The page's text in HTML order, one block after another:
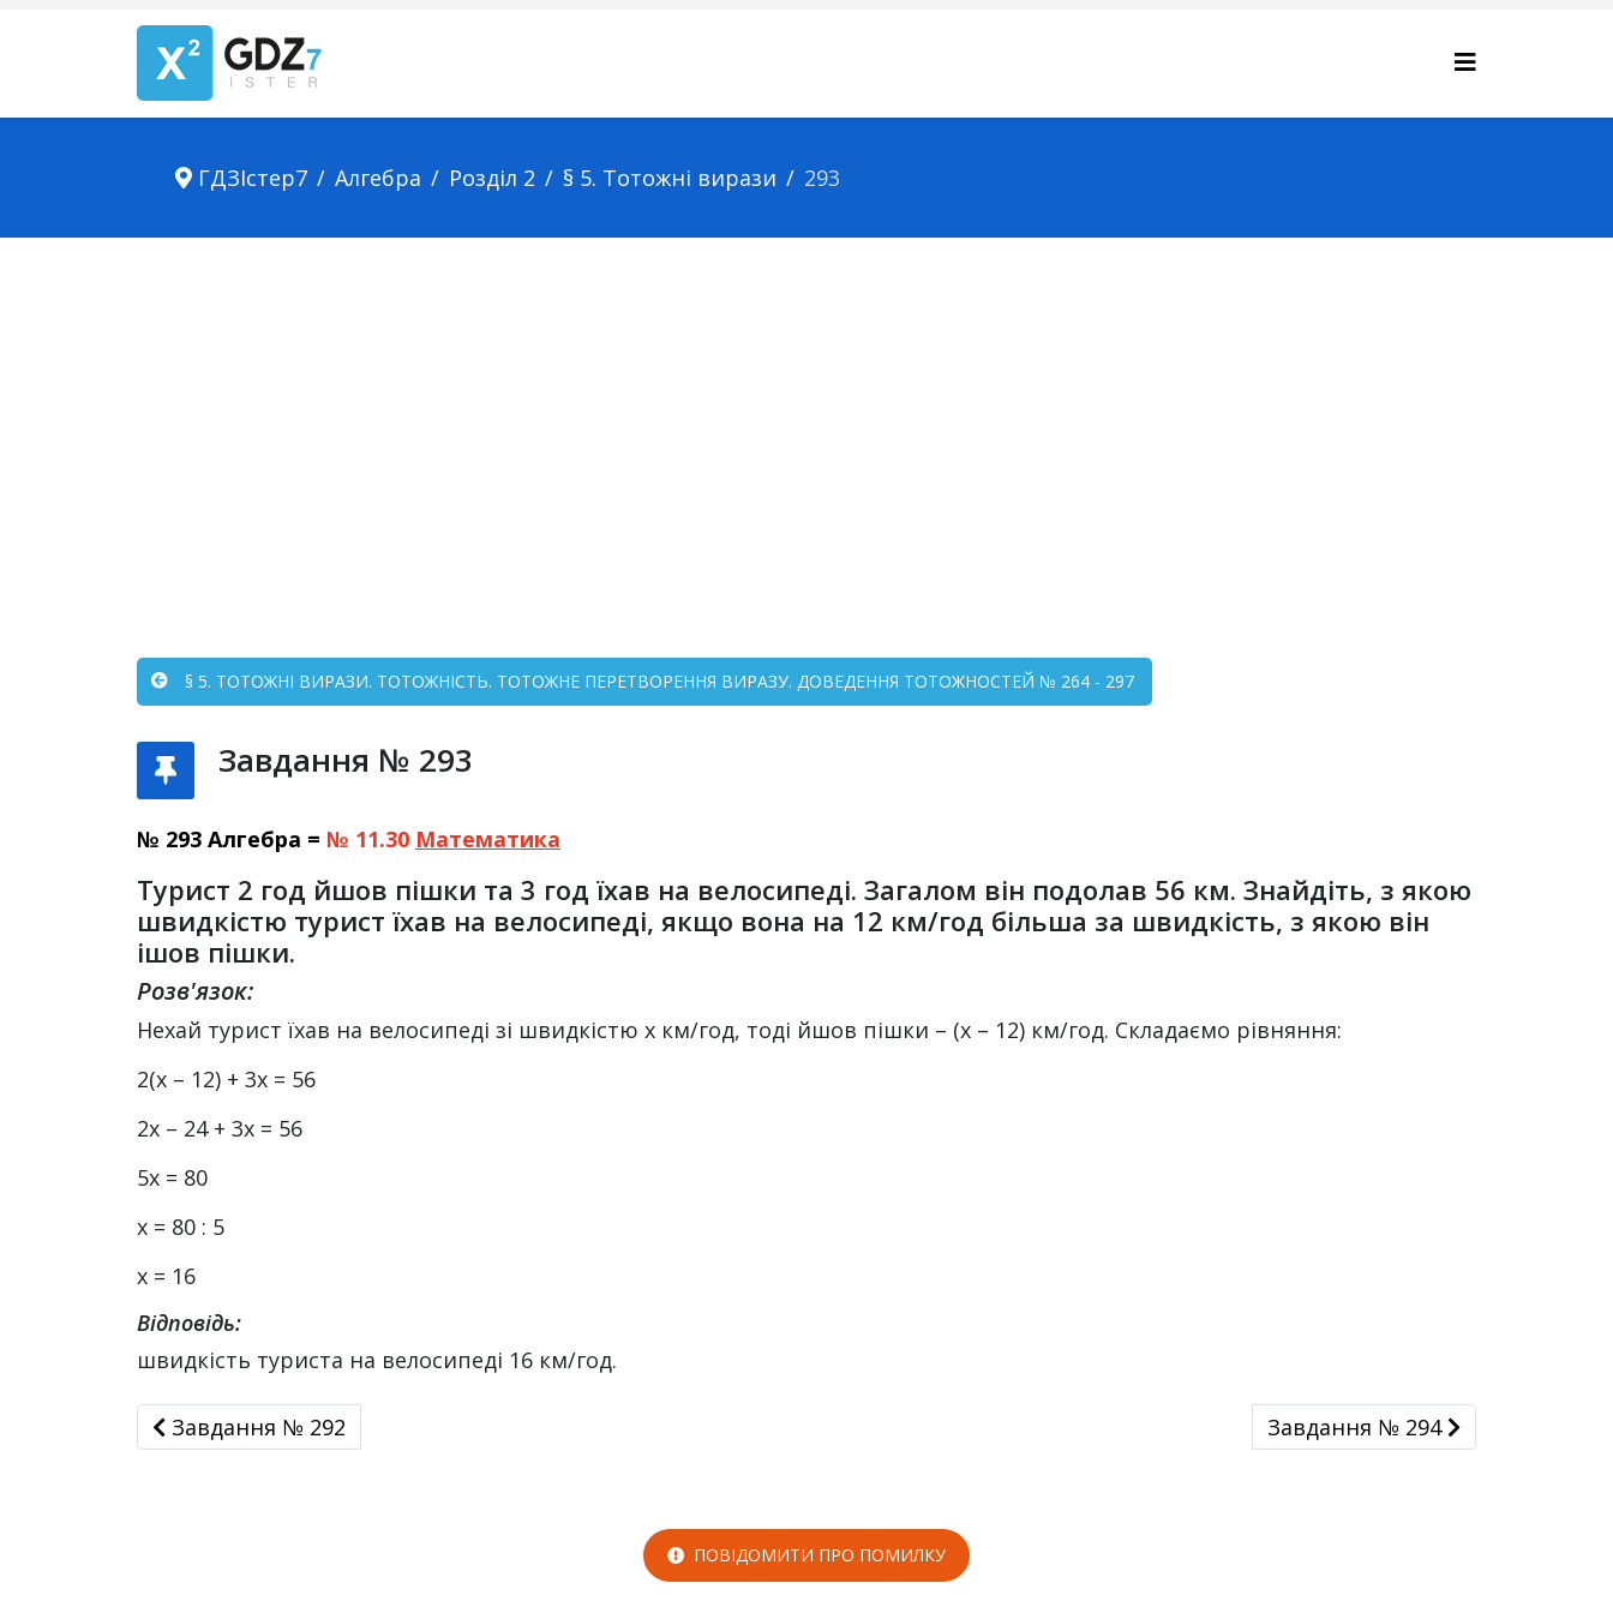
ГДЗІстер7 Алгебра Розділ 2 § 5. Тотожні вирази 293
§ 5. ТОТОЖНІ ВИРАЗИ. ТОТОЖНІСТЬ. ТОТОЖНЕ ПЕРЕТВОРЕННЯ ВИРАЗУ. ДОВЕДЕННЯ ТОТОЖНОСТЕЙ № 264 - 297
Завдання № 293
№ 293 Алгебра = № 11.30 Математика
Турист 2 год йшов пішки та 3 год їхав на велосипеді. Загалом він подолав 56 км. Знайдіть, з якою
швидкістю турист їхав на велосипеді, якщо вона на 12 км/год більша за швидкість, з якою він
ішов пішки.
Розв'язок:
Нехай турист їхав на велосипеді зі швидкістю х км/год, тоді йшов пішки – (х – 12) км/год. Складаємо рівняння:
2(х – 12) + 3х = 56
2х – 24 + 3х = 56
5х = 80
х = 80 : 5
х = 16
Відповідь:
швидкість туриста на велосипеді 16 км/год.
Завдання № 292
Завдання № 292 Завдання № 294
Завдання № 294
ПОВІДОМИТИ ПРО ПОМИЛКУ